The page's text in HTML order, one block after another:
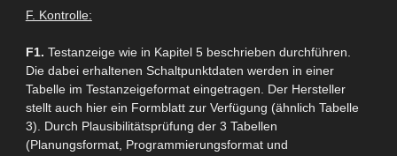
F. Kontrolle:
F1. Testanzeige wie in Kapitel 5 beschrieben durchführen.
Die dabei erhaltenen Schaltpunktdaten werden in einer
Tabelle im Testanzeigeformat eingetragen . Der Hersteller
stellt auch hier ein Formblatt zur Verfügung (ähnlich Tabelle
3). Durch Plausibilitätsprüfung der 3 Tabellen
(Planungsformat, Programmierungsformat und